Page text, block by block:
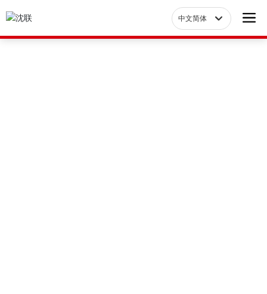
中文简体
Российская
中文简体